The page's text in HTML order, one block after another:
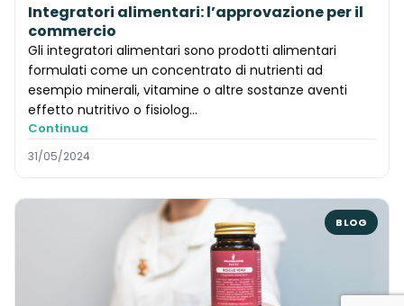
Integratori alimentari: l’approvazione per il
commercio
Gli integratori alimentari sono prodotti alimentari
formulati come un concentrato di nutrienti ad
esempio minerali, vitamine o altre sostanze aventi
effetto nutritivo o fisiolog...
Continua
31/05/2024
BLOG